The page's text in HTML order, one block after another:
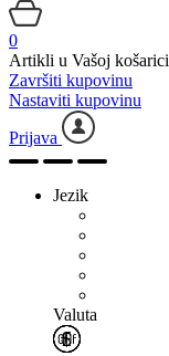
0
Artikli u Vašoj košarici
Završiti kupovinu
Nastaviti kupovinu
Prijava
Jezik
Valuta